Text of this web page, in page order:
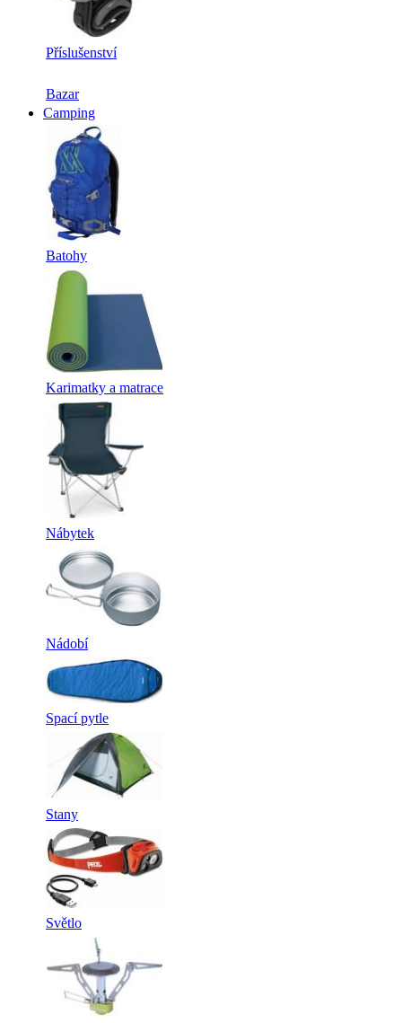
Příslušenství
Bazar
Camping
Batohy
Karimatky a matrace
Nábytek
Nádobí
Spací pytle
Stany
Světlo